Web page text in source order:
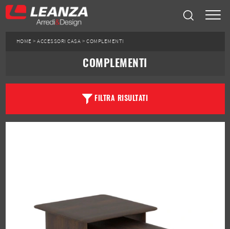
HOME >ACCESSORI CASA >COMPLEMENTI
COMPLEMENTI
FILTRA RISULTATI